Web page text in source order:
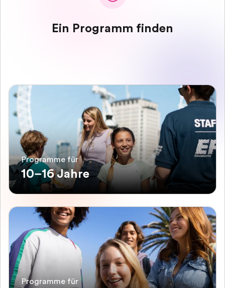
Ein Programm finden
Programme für
10–16 Jahre
Programme für